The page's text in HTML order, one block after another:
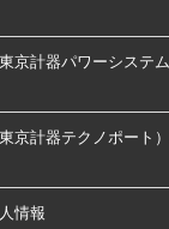
京計器パワーシステ
京計器テクノポート
情報